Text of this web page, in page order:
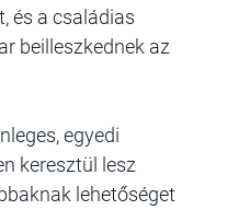
és a családias
beilleszkednek az
egyedi
keresztül lesz
lehetőséget